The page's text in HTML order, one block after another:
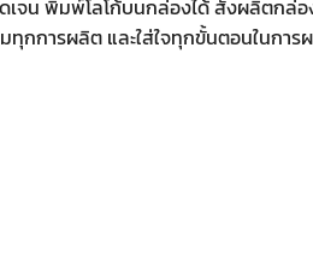
จน พิมพ์โลโก้บนกล่องได้ สั่งผลิตกล่อ
ทุกการผลิต และใส่ใจทุกขั้นตอนในกา